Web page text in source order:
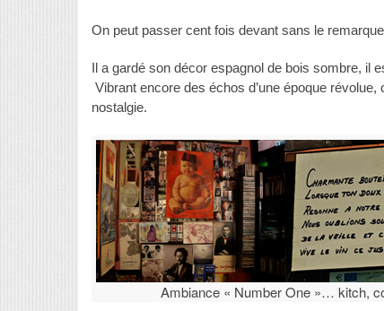
On peut passer cent fois devant sans le
Il a gardé son décor espagnol de bois sombre,
Vibrant encore des échos d’une époque
nostalgie.
Ambiance « Number One »… kitch,